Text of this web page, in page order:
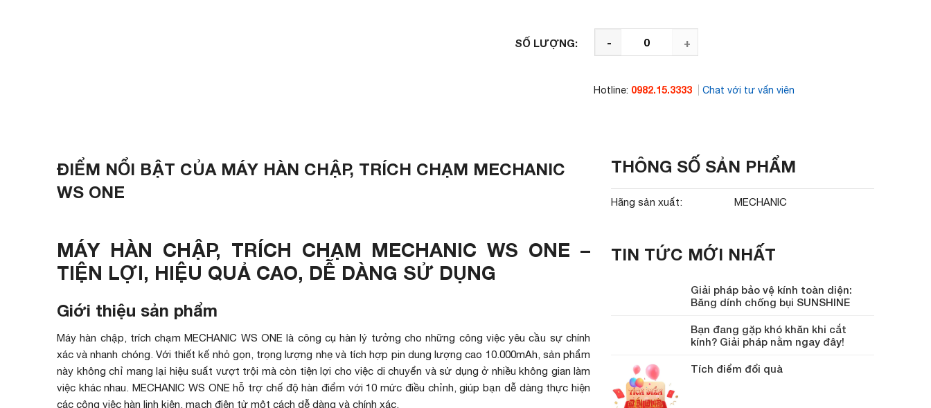
SỐ LƯỢNG: - +
Hotline: 0982.15.3333 Chat với tư vấn viên
ĐIỂM NỔI BẬT CỦA MÁY HÀN CHẬP, TRÍCH CHẠM MECHANIC
WS ONE
MÁY HÀN CHẬP, TRÍCH CHẠM MECHANIC WS ONE –
TIỆN LỢI, HIỆU QUẢ CAO, DỄ DÀNG SỬ DỤNG
Giới thiệu sản phẩm
Máy hàn chập, trích chạm MECHANIC WS ONE là công cụ hàn lý tưởng cho những công việc yêu cầu sự chính
xác và nhanh chóng. Với thiết kế nhỏ gọn, trọng lượng nhẹ và tích hợp pin dung lượng cao 10.000mAh, sản phẩm
này không chỉ mang lại hiệu suất vượt trội mà còn tiện lợi cho việc di chuyển và sử dụng ở nhiều không gian làm
việc khác nhau. MECHANIC WS ONE hỗ trợ chế độ hàn điểm với 10 mức điều chỉnh, giúp bạn dễ dàng thực hiện
các công việc hàn linh kiện, mạch điện tử một cách dễ dàng và chính xác.
THÔNG SỐ SẢN PHẨM
Hãng sản xuất: MECHANIC
TIN TỨC MỚI NHẤT
Giải pháp bảo vệ kính toàn diện:
Băng dính chống bụi SUNSHINE
Bạn đang gặp khó khăn khi cắt
kính? Giải pháp nằm ngay đây!
Tích điểm đổi quà